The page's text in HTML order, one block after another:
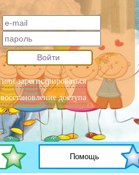
Войти
или зарегистрироваться
восстановление доступа
Помощь